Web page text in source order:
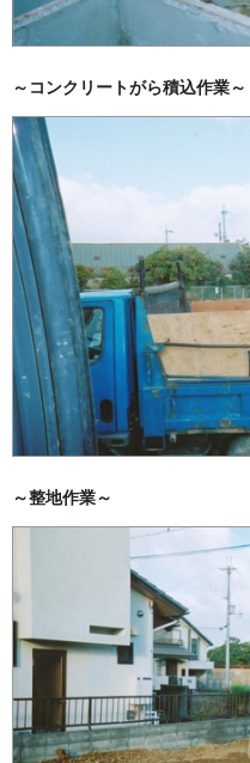
～コンクリートがら積込作業～
～整地作業～